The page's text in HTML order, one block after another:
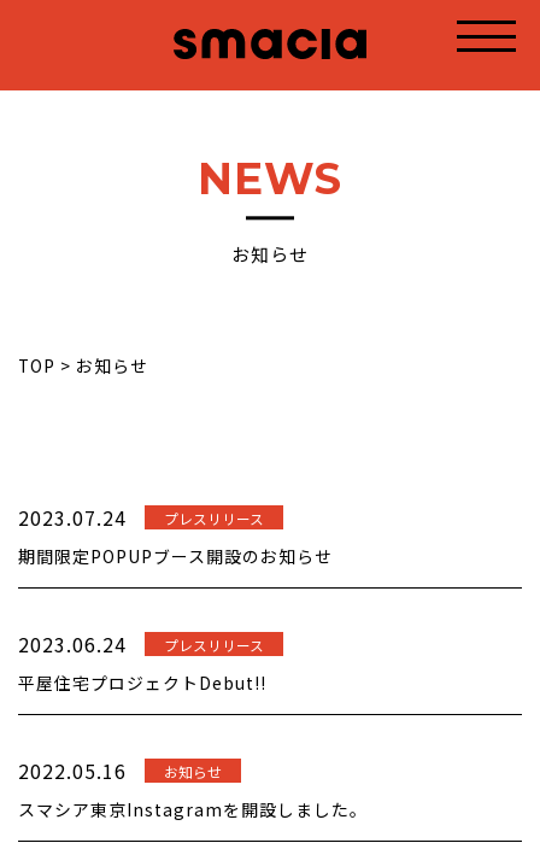
NEWS
お知らせ
TOP > お知らせ
2023.07.24 プレスリリース
期間限定POPUPブース開設のお知らせ
2023.06.24 プレスリリース
平屋住宅プロジェクトDebut!!
2022.05.16 お知らせ
スマシア東京Instagramを開設しました。